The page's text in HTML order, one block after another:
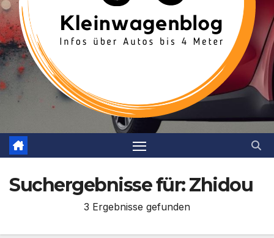
Suchergebnisse für:Zhidou
3 Ergebnisse gefunden